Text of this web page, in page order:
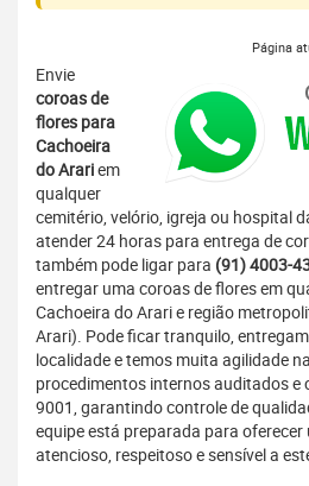
Página
Envie
coroas de
flores para
Cachoeira
do Arariem
qualquer
cemitério, velório, igreja ou hospital
atender 24 horas para entrega de
também pode ligar para (91) 4003-
entregar uma coroas de flores em
Cachoeira do Arari e região
Arari). Pode ficar tranquilo,
localidade e temos muita agilidade
procedimentos internos auditados e
9001, garantindo controle de
equipe está preparada para
atencioso, respeitoso e sensível a